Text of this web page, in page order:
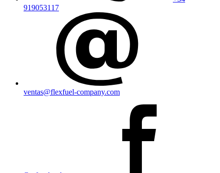
919053117
ventas@flexfuel-company.com